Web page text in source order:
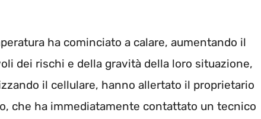
ha cominciato a calare, aumentando il
dei rischi e della gravità della loro situazione,
il cellulare, hanno allertato il proprietario
che ha immediatamente contattato un tecnico